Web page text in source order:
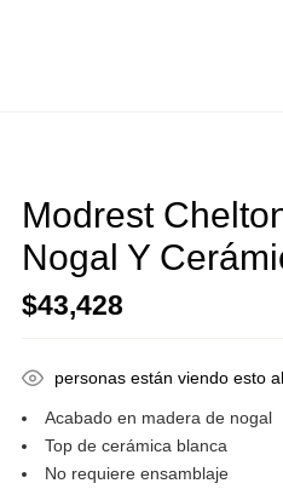
Modrest
Nogal Y
$43,428
personas están viendo esto
Acabado en madera de nogal
Top de cerámica blanca
No requiere ensamblaje